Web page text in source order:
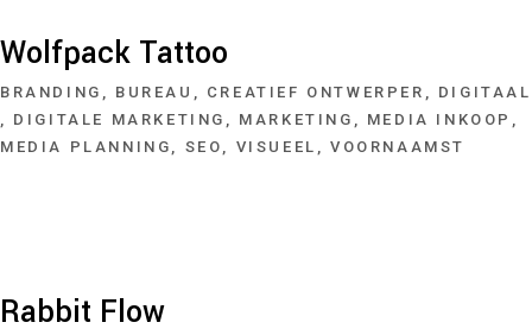
Wolfpack Tattoo
BRANDING BUREAU CREATIEF ONTWERPER
DIGITAAL
DIGITALE MARKETING
MARKETING
MEDIA INKOOP
MEDIA PLANNING
SEO VISUEEL VOORNAAMST
Rabbit Flow